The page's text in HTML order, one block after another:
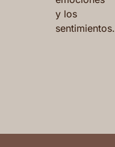
y los
sentimientos.